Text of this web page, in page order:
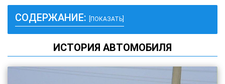
СОДЕРЖАНИЕ: [ПОКАЗАТЬ]
ИСТОРИЯ АВТОМОБИЛЯ